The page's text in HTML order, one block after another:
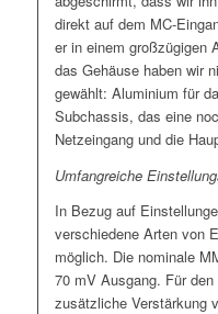
direkt auf dem MC-
er in einem großzügigen
das Gehäuse haben wir
gewählt: Aluminium für
Subchassis, das eine
Netzeingang und die
Umfangreiche
In Bezug auf
verschiedene Arten von
möglich. Die nominale
70 mV Ausgang. Für
zusätzliche Verstärkung